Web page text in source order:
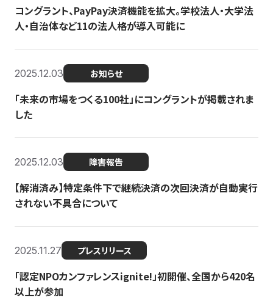
コングラント、PayPay決済機能を拡大。学校法人・大学法
人・自治体など11の法人格が導入可能に
2025.12.03 お知らせ
「未来の市場をつくる100社」にコングラントが掲載されま
した
2025.12.03 障害報告
【解消済み】特定条件下で継続決済の次回決済が自動実行
されない不具合について
2025.11.27 プレスリリース
「認定NPOカンファレンスignite!」初開催、全国から420名
以上が参加